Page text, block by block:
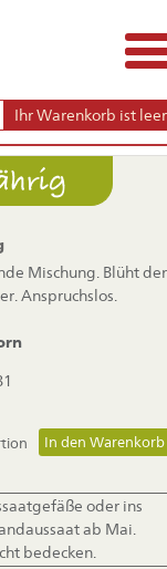
Ihr Warenkorb ist
Mischung. Blüht
Anspruchslos.
oder ins
ab Mai.
bedecken.